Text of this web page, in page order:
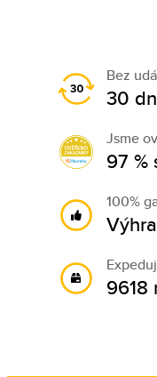
Bez
30
Jsme
97 %
100%
9618